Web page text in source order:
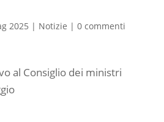
2025 | Notizie | 0 commenti
al Consiglio dei ministri